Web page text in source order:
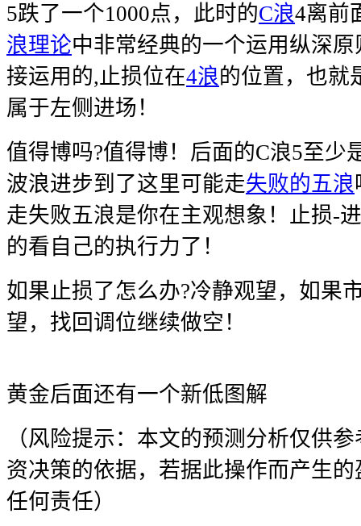
5跌了一个1000点，此时的C浪4离前
浪理论中非常经典的一个运用纵深
接运用的,止损位在4浪的位置，也就
属于左侧进场！
值得博吗?值得博！后面的C浪5至少
波浪进步到了这里可能走失败的五浪
走失败五浪是你在主观想象！止损-
的看自己的执行力了！
如果止损了怎么办?冷静观望，如果
望，找回调位继续做空！
黄金后面还有一个新低图解
（风险提示：本文的预测分析仅供
资决策的依据，若据此操作而产生
任何责任）